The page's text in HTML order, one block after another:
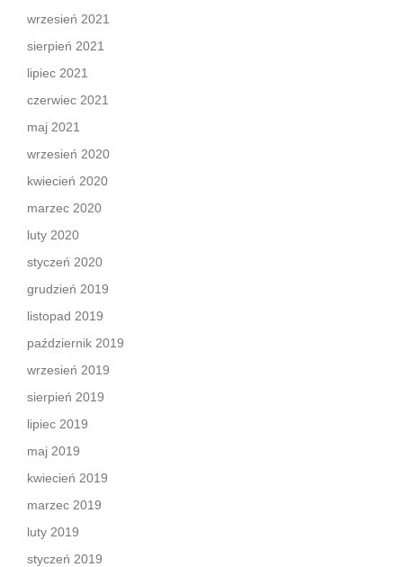
wrzesień 2021
sierpień 2021
lipiec 2021
czerwiec 2021
maj 2021
wrzesień 2020
kwiecień 2020
marzec 2020
luty 2020
styczeń 2020
grudzień 2019
listopad 2019
październik 2019
wrzesień 2019
sierpień 2019
lipiec 2019
maj 2019
kwiecień 2019
marzec 2019
luty 2019
styczeń 2019